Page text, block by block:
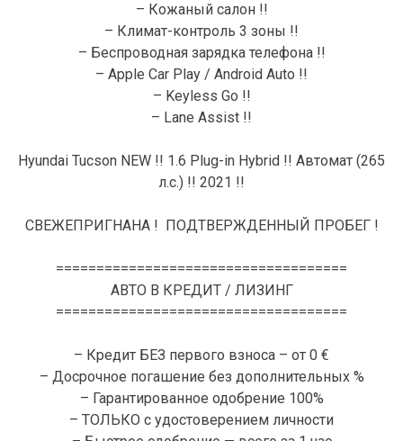
– Кожаный салон !!
– Климат-контроль 3 зоны !!
– Беспроводная зарядка телефона !!
– Apple Car Play / Android Auto !!
– Keyless Go !!
– Lane Assist !!
Hyundai Tucson NEW !! 1.6 Plug-in Hybrid !! Автомат (265
л.с.) !! 2021 !!
СВЕЖЕПРИГНАНА ! ПОДТВЕРЖДЕННЫЙ ПРОБЕГ !
====================================
АВТО В КРЕДИТ / ЛИЗИНГ
====================================
– Кредит БЕЗ первого взноса – от 0 €
– Досрочное погашение без дополнительных %
– Гарантированное одобрение 100%
– ТОЛЬКО с удостоверением личности